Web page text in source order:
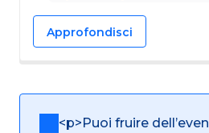
Approfondisci
<p>Puoi fruire